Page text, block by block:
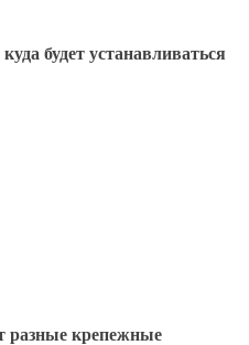
будет устанавливаться
разные крепежные